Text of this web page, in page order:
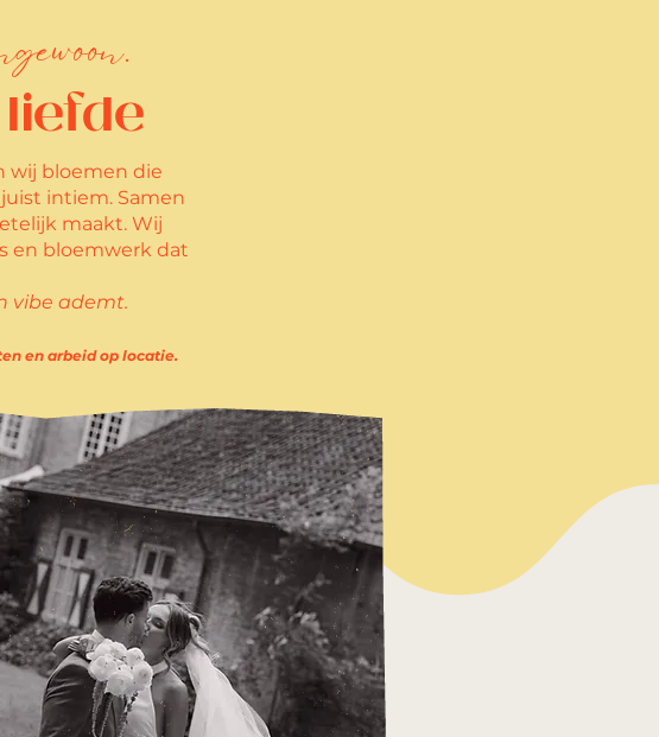
wij bloemen die
intiem. Samen
maakt. Wij
en bloemwerk dat
vibe ademt.
en arbeid op locatie.